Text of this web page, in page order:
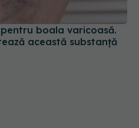
această substanță